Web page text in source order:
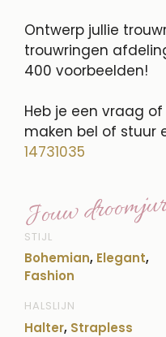
Ontwerp jullie
trouwringen
400 voorbeelden!
Heb je een vraag
maken bel of stuur
14731035
Jouw
STIJL
Bohemian, Elegant,
Fashion
HALSLIJN
Halter, Strapless